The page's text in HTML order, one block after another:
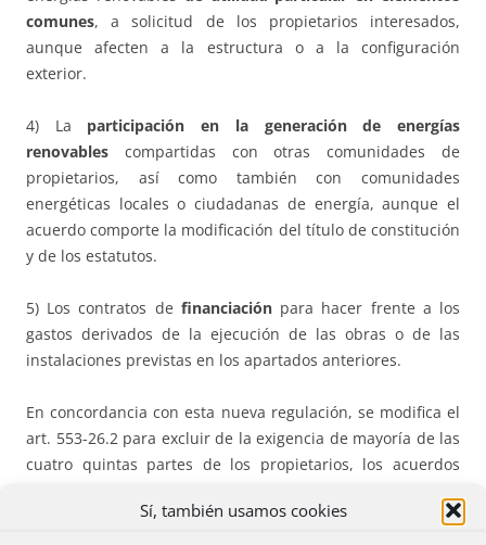
Sí, también usamos cookies
comunes, a solicitud de los propietarios interesados,
aunque afecten a la estructura o a la configuración
exterior.
4) La participación en la generación de energías
renovables compartidas con otras comunidades de
propietarios, así como también con comunidades
energéticas locales o ciudadanas de energía, aunque el
acuerdo comporte la modificación del título de constitución
y de los estatutos.
5) Los contratos de financiaciónpara hacer frente a los
gastos derivados de la ejecución de las obras o de las
instalaciones previstas en los apartados anteriores.
En concordancia con esta nueva regulación, se modifica el
art. 553-26.2 para excluir de la exigencia de mayoría de las
cuatro quintas partes de los propietarios, los acuerdos